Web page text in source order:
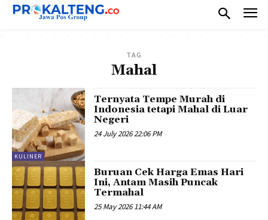
TAG
Mahal
KULINER
Ternyata Tempe Murah di
Indonesia tetapi Mahal di Luar
Negeri
24 July 2026 22:06 PM
Buruan Cek Harga Emas Hari
Ini, Antam Masih Puncak
Termahal
25 May 2026 11:44 AM